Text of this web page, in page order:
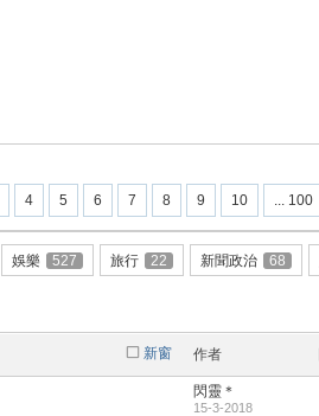
4 5 6 7 8 9 10 ... 100
娛樂 527 旅行 22 新聞政治 68
新窗 作者
閃靈＊
15-3-2018